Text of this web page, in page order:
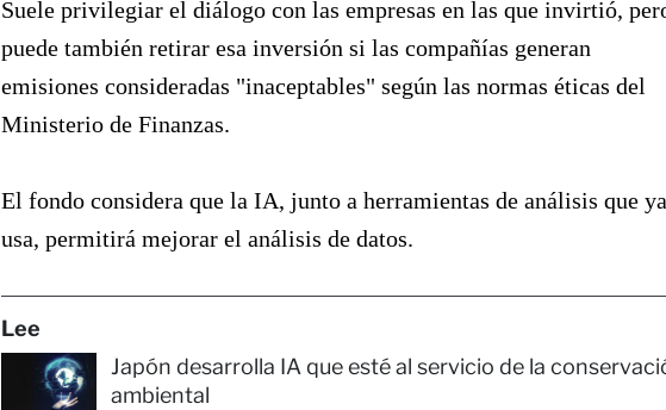
Suele privilegiar el diálogo con las empresas en las que invirtió,
puede también retirar esa inversión si las compañías generan
emisiones consideradas "inaceptables" según las normas éticas del
Ministerio de Finanzas.
El fondo considera que la IA, junto a herramientas de análisis que ya
usa, permitirá mejorar el análisis de datos.
Lee
Japón desarrolla IA que esté al servicio de la
ambiental